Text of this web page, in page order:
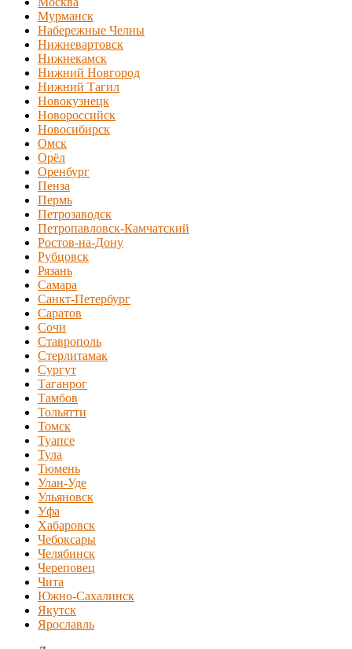
Мурманск
Набережные Челны
Нижневартовск
Нижнекамск
Нижний Новгород
Нижний Тагил
Новокузнецк
Новороссийск
Новосибирск
Омск
Орёл
Оренбург
Пенза
Пермь
Петрозаводск
Петропавловск-Камчатский
Ростов-на-Дону
Рубцовск
Рязань
Самара
Санкт-Петербург
Саратов
Сочи
Ставрополь
Стерлитамак
Сургут
Таганрог
Тамбов
Тольятти
Томск
Туапсе
Тула
Тюмень
Улан-Уде
Ульяновск
Уфа
Хабаровск
Чебоксары
Челябинск
Череповец
Чита
Южно-Сахалинск
Якутск
Ярославль